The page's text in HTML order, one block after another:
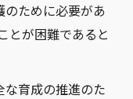
ために必要があ
とが困難であると
育成の推進のた